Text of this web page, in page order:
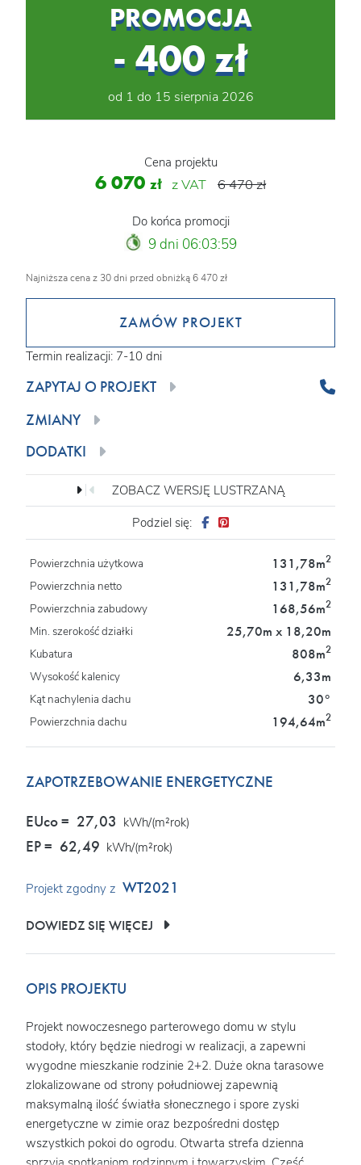
PROMOCJA
- 400 zł
od 1 do 15 sierpnia 2026
Cena projektu
6 070 zł z VAT 6 470 zł
Do końca promocji
9 dni 06:03:57
Najniższa cena z 30 dni przed obniżką 6 470 zł
ZAMÓW PROJEKT
Termin realizacji: 7-10 dni
ZAPYTAJ O PROJEKT
ZMIANY
DODATKI
ZOBACZ WERSJĘ LUSTRZANĄ
Podziel się:
Powierzchnia użytkowa 131,78m2
Powierzchnia netto 131,78m2
Powierzchnia zabudowy 168,56m2
Min. szerokość działki 25,70m x 18,20m
Kubatura 808m2
Wysokość kalenicy 6,33m
Kąt nachylenia dachu 30°
Powierzchnia dachu 194,64m2
OPIS PROJEKTU
Projekt nowoczesnego parterowego domu w stylu
stodoły, który będzie niedrogi w realizacji, a zapewni
wygodne mieszkanie rodzinie 2+2. Duże okna tarasowe
zlokalizowane od strony południowej zapewnią
maksymalną ilość światła słonecznego i spore zyski
energetyczne w zimie oraz bezpośredni dostęp
wszystkich pokoi do ogrodu. Otwarta strefa dzienna
ZAPOTRZEBOWANIE ENERGETYCZNE
EUco = 27,03 kWh/(m²rok)
EP = 62,49 kWh/(m²rok)
Projekt zgodny z WT2021
DOWIEDZ SIĘ WIĘCEJ